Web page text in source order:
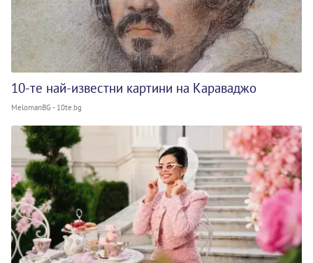
10-те най-известни картини на Караваджо
MelomanBG - 10te.bg